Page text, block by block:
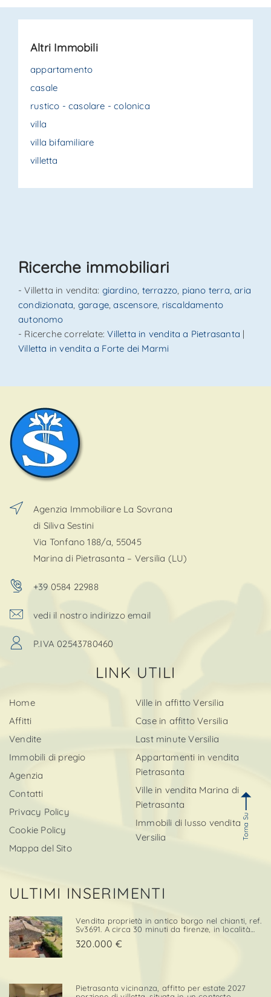
p. 1 - n. 3 camere ed 1 bagno con doccia. Terreno di mq.
4. 000 circa con 100 piante di olivo. Rif. Sv132
kwh/m2*anno - epgl,ren 1,1 kwh/m2. . .
Altri Immobili
appartamento
casale
rustico - casolare - colonica
villa
villa bifamiliare
villetta
Ricerche immobiliari
- Villetta in vendita: giardino terrazzo piano terra ,aria
condizionata garage ,ascensore riscaldamento
autonomo
- Ricerche correlate:Villetta in vendita a Pietrasanta |
Villetta in vendita a Forte dei Marmi
Agenzia Immobiliare La Sovrana
di Siliva Sestini
Via Tonfano 188/a, 55045
Marina di Pietrasanta – Versilia (LU)
+39 0584 22988
vedi il nostro indirizzo email
P.IVA 02543780460
LINK UTILI
Home
Affitti
Vendite
Immobili di pregio
Agenzia
Contatti
Privacy Policy
Cookie Policy
Mappa del Sito
Ville in affitto Versilia
Case in affitto Versilia
Last minute Versilia
Appartamenti in vendita
Pietrasanta
Ville in vendita Marina di
Pietrasanta
Immobili di lusso vendita
Versilia
ULTIMI INSERIMENTI
Vendita proprietà in antico borgo nel chianti, ref.
Sv3691. A circa 30 minuti da firenze, in località
medievale immerso nella natura, proponiamo in
320.000 €
Pietrasanta vicinanza, affitto per estate 2027
Torna Su